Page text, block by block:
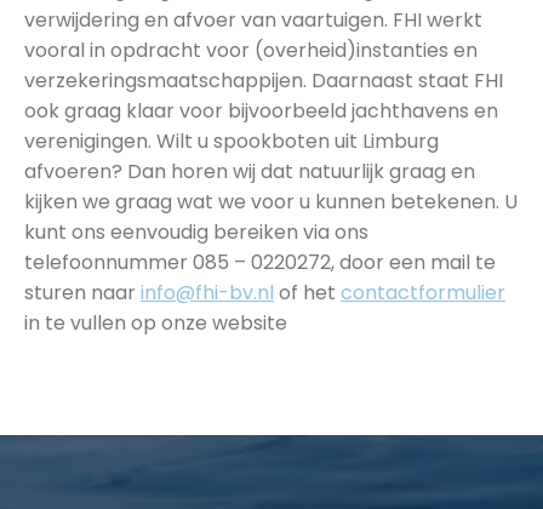
verwijdering en afvoer van vaartuigen. FHI werkt
vooral in opdracht voor (overheid)instanties en
verzekeringsmaatschappijen. Daarnaast staat FHI
ook graag klaar voor bijvoorbeeld jachthavens en
verenigingen. Wilt u spookboten uit Limburg
afvoeren? Dan horen wij dat natuurlijk graag en
kijken we graag wat we voor u kunnen betekenen. U
kunt ons eenvoudig bereiken via ons
telefoonnummer 085 – 0220272, door een mail te
sturen naar info@fhi-bv.nl of het contactformulier
in te vullen op onze website